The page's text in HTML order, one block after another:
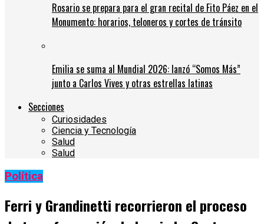
Rosario se prepara para el gran recital de Fito Páez en el
Monumento: horarios, teloneros y cortes de tránsito
Emilia se suma al Mundial 2026: lanzó “Somos Más”
junto a Carlos Vives y otras estrellas latinas
Secciones
Curiosidades
Ciencia y Tecnología
Salud
Salud
Política
Ferri y Grandinetti recorrieron el proceso